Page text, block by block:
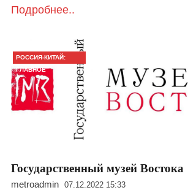
Подробнее..
РОССИЯ-КИТАЙ:
ГЛАВНОЕ
Государственный музей Востока
metroadmin 07.12.2022 15:33